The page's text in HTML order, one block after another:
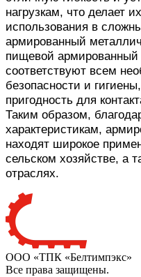
нагрузкам, что делает
использования в
армированный
пищевой
соответствуют всем
безопасности и
пригодность для
Таким образом,
характеристикам,
находят широкое
сельском хозяйстве, а
отраслях.
ООО «ТПК «Белтимпэкс»
Все права защищены.